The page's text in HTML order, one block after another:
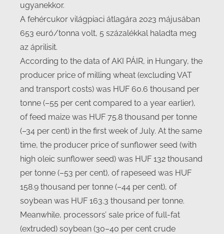
ugyanekkor.
A fehércukor világpiaci átlagára 2023 májusában
653 euró/tonna volt, 5 százalékkal haladta meg
az áprilisit.
According to the data of AKI PÁIR, in Hungary, the
producer price of milling wheat (excluding VAT
and transport costs) was HUF 60.6 thousand per
tonne (–55 per cent compared to a year earlier),
of feed maize was HUF 75.8 thousand per tonne
(–34 per cent) in the first week of July. At the same
time, the producer price of sunflower seed (with
high oleic sunflower seed) was HUF 132 thousand
per tonne (–53 per cent), of rapeseed was HUF
158.9 thousand per tonne (–44 per cent), of
soybean was HUF 163.3 thousand per tonne.
Meanwhile, processors’ sale price of full-fat
(extruded) soybean (30–40 per cent crude